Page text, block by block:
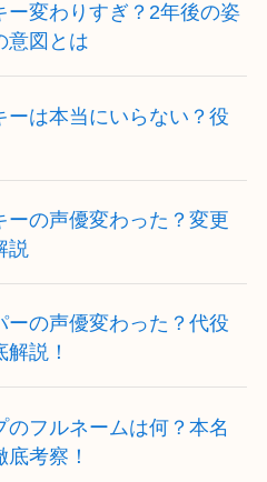
ー変わりすぎ？2年後の姿
意図とは
ーは本当にいらない？役
ーの声優変わった？変更
説
ーの声優変わった？代役
説！
のフルネームは何？本名
考察！